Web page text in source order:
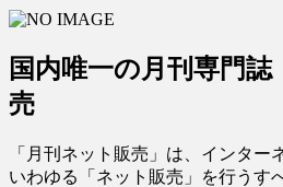
国内唯一の月刊専門
売
「月刊ネット販売」は、インター
いわゆる「ネット販売」を行うす